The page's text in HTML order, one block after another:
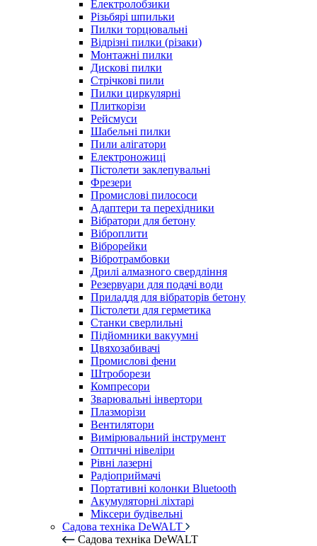
Електролобзики
Різьбярі шпильки
Пилки торцювальні
Відрізні пилки (різаки)
Монтажні пилки
Дискові пилки
Стрічкові пили
Пилки циркулярні
Плиткорізи
Рейсмуси
Шабельні пилки
Пили алігатори
Електроножиці
Пістолети заклепувальні
Фрезери
Промислові пилососи
Адаптери та перехідники
Вібратори для бетону
Віброплити
Віброрейки
Вібротрамбовки
Дрилі алмазного свердління
Резервуари для подачі води
Приладдя для вібраторів бетону
Пістолети для герметика
Станки сверлильні
Підйомники вакуумні
Цвяхозабивачі
Промислові фени
Штроборези
Компресори
Зварювальні інвертори
Плазморізи
Вентилятори
Вимірювальний інструмент
Оптичні нівеліри
Рівні лазерні
Радіоприймачі
Портативні колонки Bluetooth
Акумуляторні ліхтарі
Міксери будівельні
Садова техніка DeWALT
Садова техніка DeWALT